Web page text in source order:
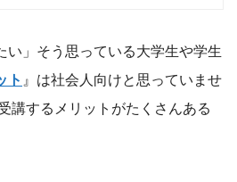
い」そう思っている大学生や学生
ト 』は社会人向けと思っていませ
講するメリットがたくさんある